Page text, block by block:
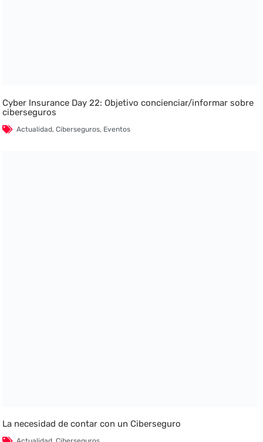
Cyber Insurance Day 22: Objetivo concienciar/informar sobre
ciberseguros
Actualidad,Ciberseguros, Eventos
La necesidad de contar con un Ciberseguro